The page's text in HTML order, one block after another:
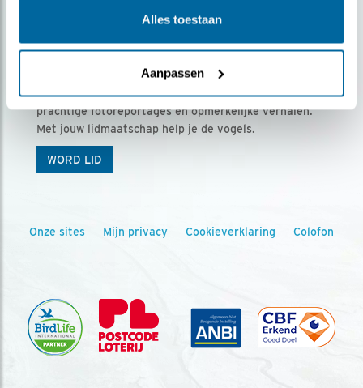
Alles toestaan
Aanpassen
Ontvang 5 x Vogels voor € 36,00 per jaar
Vogels is het tijdschrift voor onze leden, met
prachtige fotoreportages en opmerkelijke verhalen.
Met jouw lidmaatschap help je de vogels.
WORD LID
Onze sites Mijn privacy Cookieverklaring Colofon